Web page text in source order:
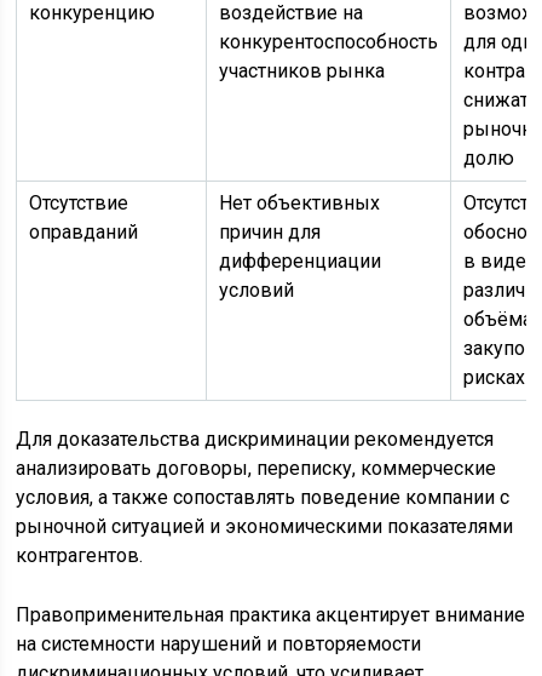
конкуренцию
воздействие на
конкурентоспособность
участников рынка
для
долю
Отсутствие
оправданий
Нет объективных
причин для
дифференциации
условий
в виде
объёмах
закупок
рисках
Для доказательства дискриминации рекомендуется
анализировать договоры, переписку, коммерческие
условия, а также сопоставлять поведение компании с
рыночной ситуацией и экономическими показателями
контрагентов.
Правоприменительная практика акцентирует внимание
на системности нарушений и повторяемости